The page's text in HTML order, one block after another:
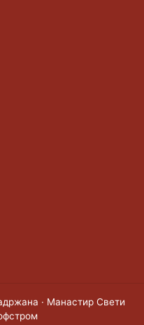
· Манастир Свети